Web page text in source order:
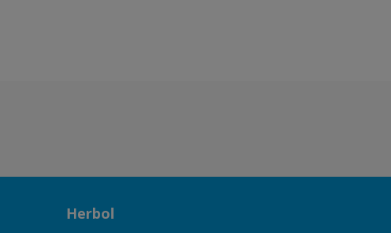
Herbol